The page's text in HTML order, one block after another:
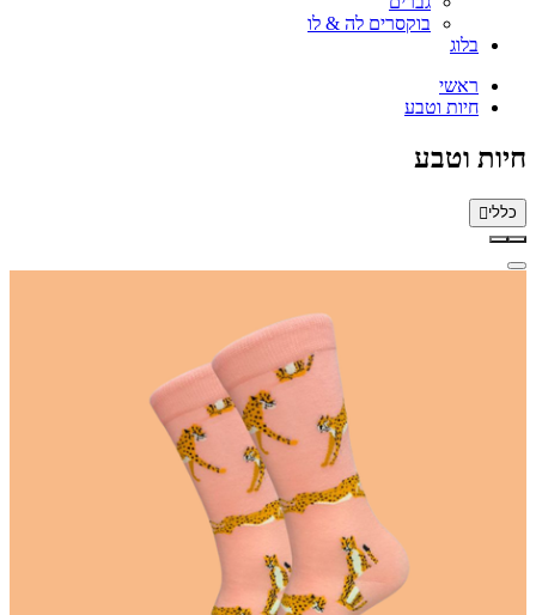
בוקסרים לה & לו
בלוג
ראשי
חיות וטבע
חיות וטבע
כללי